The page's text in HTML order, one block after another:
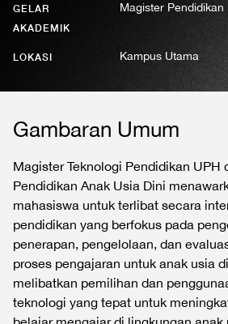
GELAR
AKADEMIK
Magister Pendidikan
LOKASI Kampus Utama
Gambaran Umum
Magister Teknologi Pendidikan UPH
Pendidikan Anak Usia Dini
mahasiswa untuk terlibat secara
pendidikan yang berfokus pada
penerapan, pengelolaan, dan
proses pengajaran untuk anak usia
melibatkan pemilihan dan
teknologi yang tepat untuk